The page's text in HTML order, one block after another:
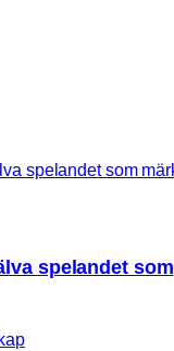
spelandet som